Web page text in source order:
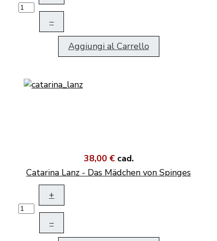
–
Aggiungi al Carrello
38,00 € cad.
Catarina Lanz - Das Mädchen von Spinges
+
–